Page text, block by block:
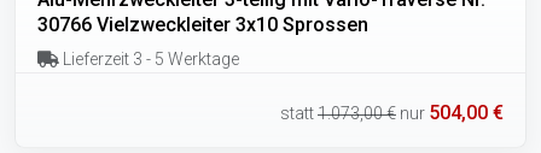
30766 Vielzweckleiter 3x10 Sprossen
Lieferzeit 3 - 5 Werktage
statt1.073,00 € nur 504,00 €